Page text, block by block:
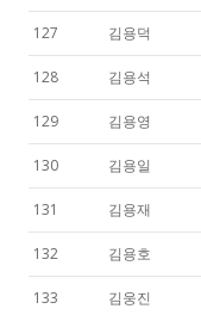
127 김용덕
128 김용석
129 김용영
130 김용일
131 김용재
132 김용호
133 김웅진